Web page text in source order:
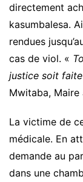
directement
kasumbalesa.
rendues
cas de viol. «
justice soit
Mwitaba,
La victime de
médicale. En
demande au
dans une